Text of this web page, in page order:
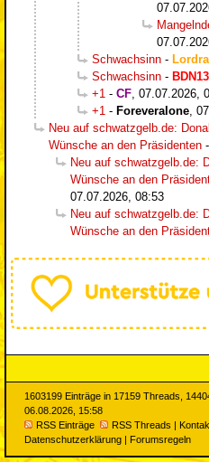
Schwachsinn -
Schwachsinn -
+1 - CF, 07.07.2026,
+1 - Foreveralone,
Neu auf schwatzgelb.de:
Wünsche an den Präsidenten -
Neu auf schwatzgelb.de:
Wünsche an den
07.07.2026, 08:53
Neu auf schwatzgelb.de:
Wünsche an den
1603199 Einträge in 17159 Threads,
06.08.2026, 15:58
RSS Einträge
RSS Threads |
Datenschutzerklärung | Forumsregeln